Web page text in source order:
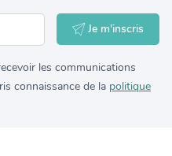
Je m'inscris
les communications
connaissance de la politique